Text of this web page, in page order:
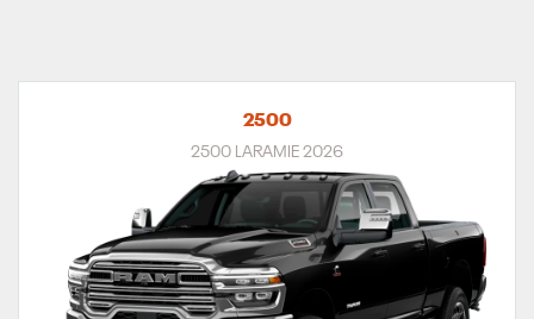
2500
2500 LARAMIE 2026